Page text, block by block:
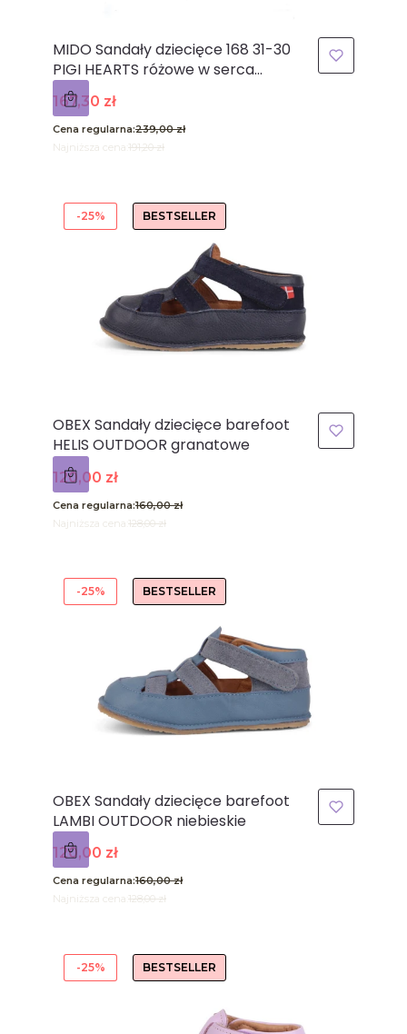
MIDO Sandały dziecięce 168 31-30
PIGI HEARTS różowe w serca
odkryte palce
Cena promocyjna
167,30 zł
Cena regularna:239,00 zł
Najniższa cena: 191,20 zł
BESTSELLER
OBEX Sandały dziecięce barefoot
HELIS OUTDOOR granatowe
Cena promocyjna
120,00 zł
Cena regularna:160,00 zł
-25%
Najniższa cena: 128,00 zł
BESTSELLER
OBEX Sandały dziecięce barefoot
LAMBI OUTDOOR niebieskie
Cena promocyjna
120,00 zł
Cena regularna:160,00 zł
-25%
Najniższa cena: 128,00 zł
BESTSELLER
-25%